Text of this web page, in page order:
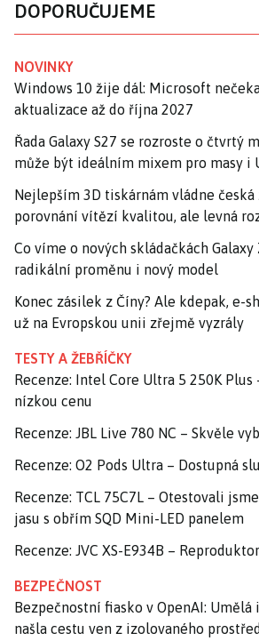
DOPORUČUJEME
NOVINKY
Windows 10 žije dál: Microsoft
aktualizace až do října 2027
Řada Galaxy S27 se rozroste o čtvrtý
může být ideálním mixem pro masy i
Nejlepším 3D tiskárnám vládne česká
porovnání vítězí kvalitou, ale levná
Co víme o nových skládačkách Galaxy
radikální proměnu i nový model
Konec zásilek z Číny? Ale kdepak, e-
už na Evropskou unii zřejmě vyzrály
TESTY A ŽEBŘÍČKY
Recenze: Intel Core Ultra 5 250K Plus
nízkou cenu
Recenze: JBL Live 780 NC – Skvěle
Recenze: O2 Pods Ultra – Dostupná
Recenze: TCL 75C7L – Otestovali
jasu s obřím SQD Mini-LED panelem
Recenze: JVC XS-E934B –
BEZPEČNOST
Bezpečnostní fiasko v OpenAI:
našla cestu ven z izolovaného